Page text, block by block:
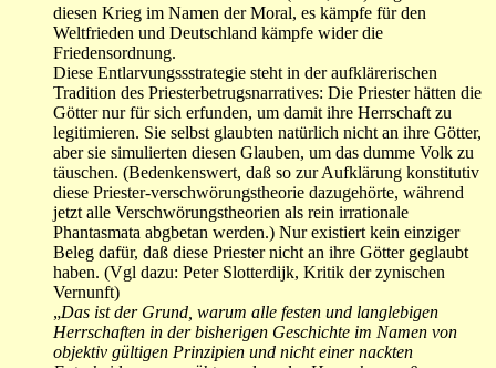
diesen Krieg im Namen der Moral, es kämpfe für den
Weltfrieden und Deutschland kämpfe wider die
Friedensordnung.
Diese Entlarvungssstrategie steht in der aufklärerischen
Tradition des Priesterbetrugsnarratives: Die Priester hätten die
Götter nur für sich erfunden, um damit ihre Herrschaft zu
legitimieren. Sie selbst glaubten natürlich nicht an ihre Götter,
aber sie simulierten diesen Glauben, um das dumme Volk zu
täuschen. (Bedenkenswert, daß so zur Aufklärung konstitutiv
diese Priester-verschwörungstheorie dazugehörte, während
jetzt alle Verschwörungstheorien als rein irrationale
Phantasmata abgbetan werden.) Nur existiert kein einziger
Beleg dafür, daß diese Priester nicht an ihre Götter geglaubt
haben. (Vgl dazu: Peter Slotterdijk, Kritik der zynischen
Vernunft)
„Das ist der Grund, warum alle festen und langlebigen
Herrschaften in der bisherigen Geschichte im Namen von
objektiv gültigen Prinzipien und nicht einer nackten